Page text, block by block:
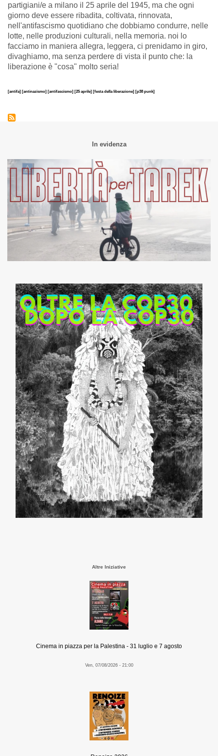
partigiani/e a milano il 25 aprile del 1945, ma che ogni
giorno deve essere ribadita, coltivata, rinnovata,
nell'antifascismo quotidiano che dobbiamo condurre, nelle
lotte, nelle produzioni culturali, nella memoria. noi lo
facciamo in maniera allegra, leggera, ci prenidamo in giro,
divaghiamo, ma senza perdere di vista il punto che: la
liberazione è "cosa" molto seria!
[antifa] [antinazismo] [antifascismo] [25 aprile] [festa della liberazione] [p38 punk]
In evidenza
Altre Iniziative
Cinema in piazza per la Palestina - 31 luglio e 7 agosto
Ven, 07/08/2026 - 21:00